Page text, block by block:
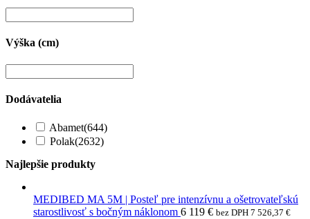
Výška (cm)
Dodávatelia
Abamet(644)
Polak(2632)
Najlepšie produkty
MEDIBED MA 5M | Posteľ pre intenzívnu a ošetrovateľskú
starostlivosť s bočným náklonom 6 119 € bez DPH 7 526,37 €